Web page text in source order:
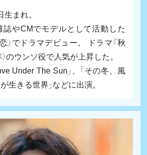
まれ。
やCMでモデルとして活動した
』でドラマデビュー。 ドラマ『秋
）のウンソ役で人気が上昇した。
Under The Sun」、「その冬、風
生きる世界」などに出演。